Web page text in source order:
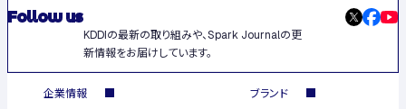
Follow us
KDDIの最新の取り組みや、Spark Journalの更
新情報をお届けしています。
企業情報
ブランド